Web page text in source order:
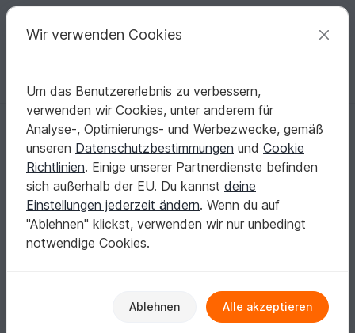
Deine kreativen Ideen
Deutsch | € (EUR) einloggen Kostenlos registrieren
Startseite Nähen Damen Röcke
Chino-Minirock Gr. 34-50 PRACHTKINDER❤
Chino-Minirock Gr. 34-50 PRACHTKINDER❤
Wir verwenden Cookies
Um das Benutzererlebnis zu verbessern,
verwenden wir Cookies, unter anderem für
Analyse-, Optimierungs- und Werbezwecke, gemäß
unseren Datenschutzbestimmungen und Cookie
Richtlinien. Einige unserer Partnerdienste befinden
sich außerhalb der EU. Du kannst deine
Einstellungen jederzeit ändern. Wenn du auf
"Ablehnen" klickst, verwenden wir nur unbedingt
notwendige Cookies.
Ablehnen Alle akzeptieren